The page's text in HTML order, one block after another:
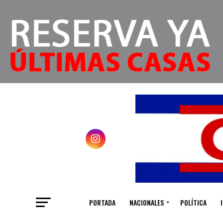
PORTADA NACIONALES POLÍTICA